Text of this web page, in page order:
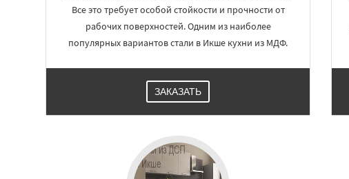
Все это требует особой стойкости и прочности от
рабочих поверхностей. Одним из наиболее
популярных вариантов стали в Икше кухни из МДФ.
ЗАКАЗАТЬ